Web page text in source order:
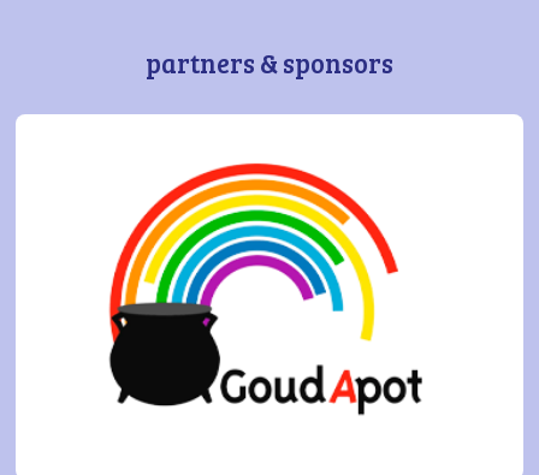
partners & sponsors